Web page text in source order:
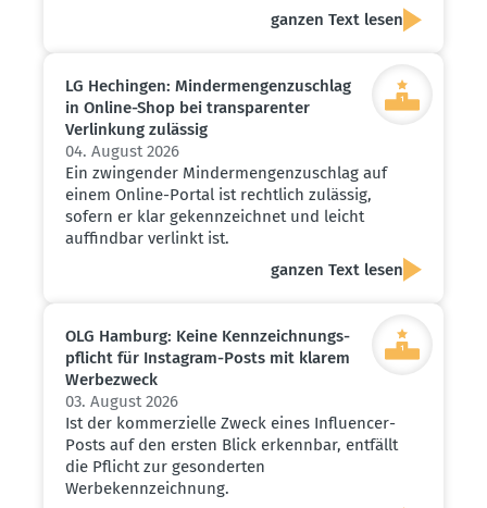
ganzen Text lesen
LG Hechingen: Minder­men­gen­zu­schlag
in Online-Shop bei trans­pa­renter
Verlinkung zulässig
04. August 2026
Ein zwingender Mindermengenzuschlag auf
einem Online-Portal ist rechtlich zulässig,
sofern er klar gekennzeichnet und leicht
auffindbar verlinkt ist.
ganzen Text lesen
OLG Hamburg: Keine Kennzeich­nungs­
pflicht für Instagram-Posts mit klarem
Werbe­zweck
03. August 2026
Ist der kommerzielle Zweck eines Influencer-
Posts auf den ersten Blick erkennbar, entfällt
die Pflicht zur gesonderten
Werbekennzeichnung.